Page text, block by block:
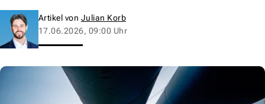
Artikel von Julian Korb
17.06.2026, 09:00 Uhr